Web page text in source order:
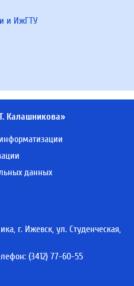
и ИжГТУ
Калашникова»
данных
г. Ижевск, ул. Студенческая,
(3412) 77-60-55